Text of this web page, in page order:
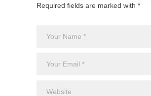
Required fields are marked with *